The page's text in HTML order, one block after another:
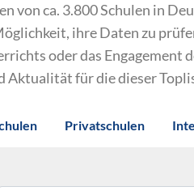
von ca. 3.800 Schulen in
ihre Daten zu
oder das Engagement
für die dieser
Privatschulen